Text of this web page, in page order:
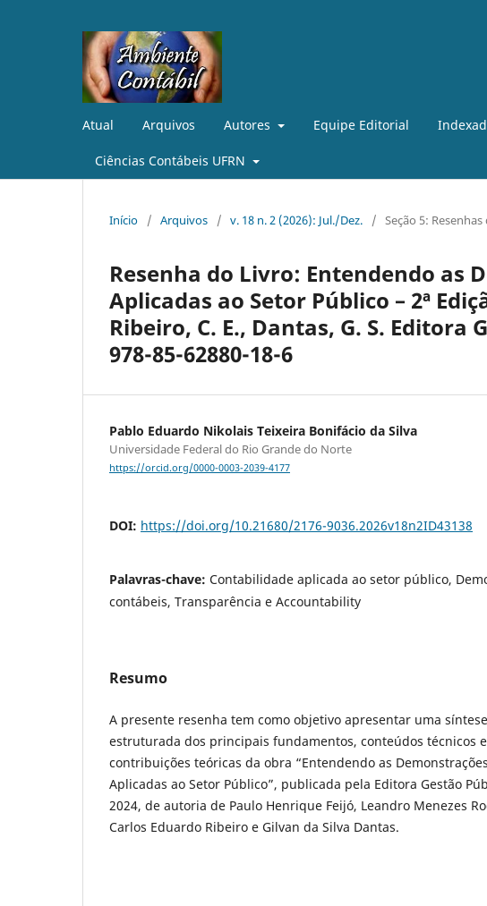
Atual Arquivos Autores Equipe Editorial
Ciências Contábeis UFRN
Início / Arquivos / v. 18 n. 2 (2026): Jul./Dez. / Seção 5:
Resenha do Livro: Entendendo as
Aplicadas ao Setor Público – 2ª
Ribeiro, C. E., Dantas, G. S. Editora
978-85-62880-18-6
Pablo Eduardo Nikolais Teixeira Bonifácio da Silva
Universidade Federal do Rio Grande do Norte
https://orcid.org/0000-0003-2039-4177
DOI: https://doi.org/10.21680/2176-9036.2026v18n2ID43138
Palavras-chave: Contabilidade aplicada ao setor público,
contábeis, Transparência e Accountability
Resumo
A presente resenha tem como objetivo apresentar uma síntese
estruturada dos principais fundamentos, conteúdos técnicos e
contribuições teóricas da obra “Entendendo as
Aplicadas ao Setor Público”, publicada pela Editora Gestão
2024, de autoria de Paulo Henrique Feijó, Leandro Menezes
Carlos Eduardo Ribeiro e Gilvan da Silva Dantas.